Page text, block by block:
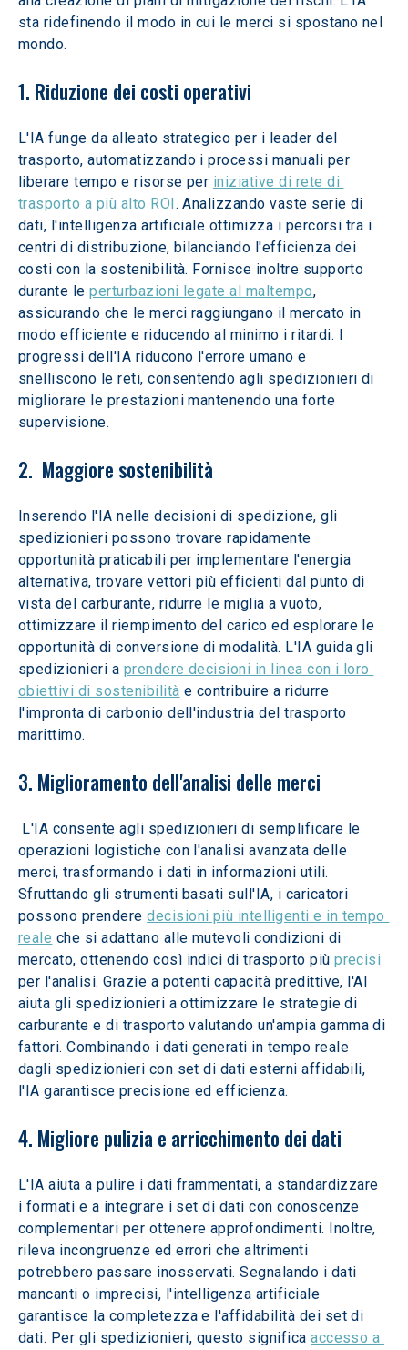
sta ridefinendo il modo in cui le merci si spostano nel
mondo.
1. Riduzione dei costi operativi
L'IA funge da alleato strategico per i leader del
trasporto, automatizzando i processi manuali per
liberare tempo e risorse per iniziative di rete di
trasporto a più alto ROI. Analizzando vaste serie di
dati, l'intelligenza artificiale ottimizza i percorsi tra i
centri di distribuzione, bilanciando l'efficienza dei
costi con la sostenibilità. Fornisce inoltre supporto
durante le perturbazioni legate al maltempo,
assicurando che le merci raggiungano il mercato in
modo efficiente e riducendo al minimo i ritardi. I
progressi dell'IA riducono l'errore umano e
snelliscono le reti, consentendo agli spedizionieri di
migliorare le prestazioni mantenendo una forte
supervisione.
2.  Maggiore sostenibilità
Inserendo l'IA nelle decisioni di spedizione, gli
spedizionieri possono trovare rapidamente
opportunità praticabili per implementare l'energia
alternativa, trovare vettori più efficienti dal punto di
vista del carburante, ridurre le miglia a vuoto,
ottimizzare il riempimento del carico ed esplorare le
opportunità di conversione di modalità. L'IA guida gli
spedizionieri a prendere decisioni in linea con i loro
obiettivi di sostenibilità e contribuire a ridurre
l'impronta di carbonio dell'industria del trasporto
marittimo.
3. Miglioramento dell'analisi delle merci
operazioni logistiche con l'analisi avanzata delle
merci, trasformando i dati in informazioni utili.
Sfruttando gli strumenti basati sull'IA, i caricatori
possono prendere decisioni più intelligenti e in tempo
reale che si adattano alle mutevoli condizioni di
mercato, ottenendo così indici di trasporto più precisi
per l'analisi. Grazie a potenti capacità predittive, l'AI
aiuta gli spedizionieri a ottimizzare le strategie di
carburante e di trasporto valutando un'ampia gamma di
fattori. Combinando i dati generati in tempo reale
dagli spedizionieri con set di dati esterni affidabili,
l'IA garantisce precisione ed efficienza.
4. Migliore pulizia e arricchimento dei dati
L'IA aiuta a pulire i dati frammentati, a standardizzare
i formati e a integrare i set di dati con conoscenze
complementari per ottenere approfondimenti. Inoltre,
rileva incongruenze ed errori che altrimenti
potrebbero passare inosservati. Segnalando i dati
mancanti o imprecisi, l'intelligenza artificiale
garantisce la completezza e l'affidabilità dei set di
dati. Per gli spedizionieri, questo significa accesso a